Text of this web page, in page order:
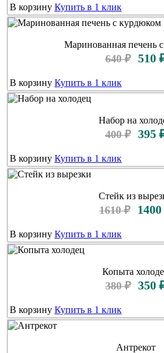
В корзину Купить в 1 клик
Маринованная печень
640 ₽ 510
В корзину Купить в 1 клик
Набор на
400 ₽ 395
В корзину Купить в 1 клик
Стейк из
1610 ₽
В корзину Купить в 1 клик
Копыта
380 ₽ 350
В корзину Купить в 1 клик
Антрекот